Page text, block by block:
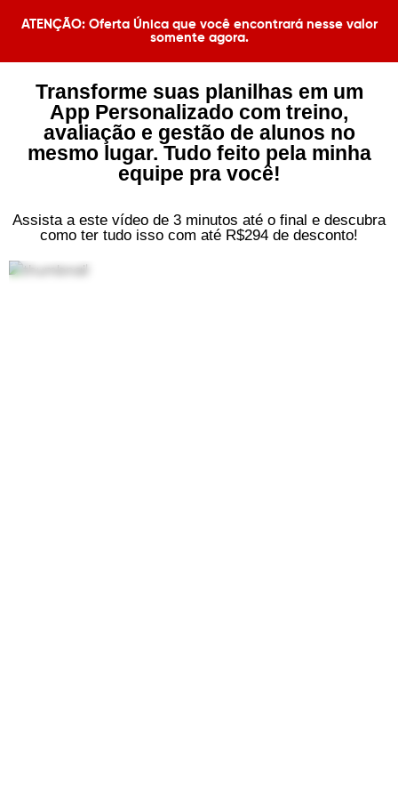
ATENÇÃO: Oferta Única que você encontrará nesse valor
somente agora.​
Transforme suas planilhas em um
App Personalizado com treino,
avaliação e gestão de alunos no
mesmo lugar. Tudo feito pela minha
equipe pra você!
Assista a este vídeo de 3 minutos até o final e descubra
como ter tudo isso com até R$294 de desconto!